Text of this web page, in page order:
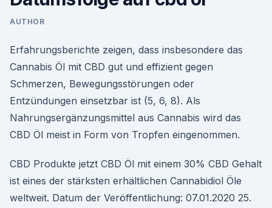
AUTHOR
Erfahrungsberichte zeigen, dass insbesondere das
Cannabis Öl mit CBD gut und effizient gegen
Schmerzen, Bewegungsstörungen oder
Entzündungen einsetzbar ist (5, 6, 8). Als
Nahrungsergänzungsmittel aus Cannabis wird das
CBD Öl meist in Form von Tropfen eingenommen.
CBD Produkte jetzt CBD Öl mit einem 30% CBD Gehalt
ist eines der stärksten erhältlichen Cannabidiol Öle
weltweit. Datum der Veröffentlichung: 07.01.2020 25.